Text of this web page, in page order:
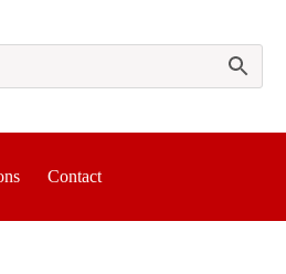
Contact